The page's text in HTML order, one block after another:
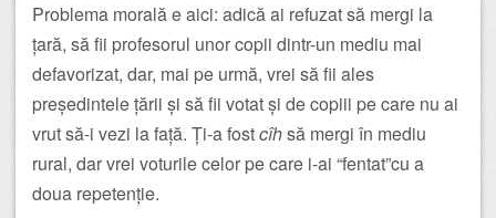
Problema morală e aici: adică ai refuzat să mergi la
țară, să fii profesorul unor copii dintr-un mediu mai
defavorizat, dar, mai pe urmă, vrei să fii ales
președintele țării și să fii votat și de copiii pe care nu ai
vrut să-i vezi la față. Ți-a fostcîhsă mergi în mediu
rural, dar vrei voturile celor pe care i-ai “fentat”cu a
doua repetenție.